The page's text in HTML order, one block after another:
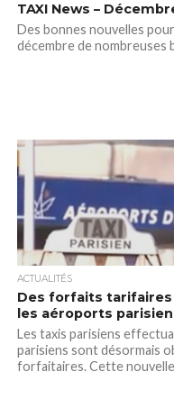
TAXI News –
Des bonnes nouvelles
décembre de nombreuses
ACTUALITÉS
Des forfaits
les aéroports
Les taxis parisiens
parisiens sont désormais
forfaitaires. Cette